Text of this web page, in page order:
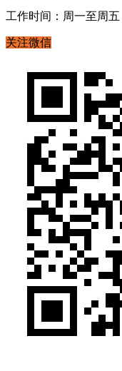
工作时间：周一至周五
关注微信